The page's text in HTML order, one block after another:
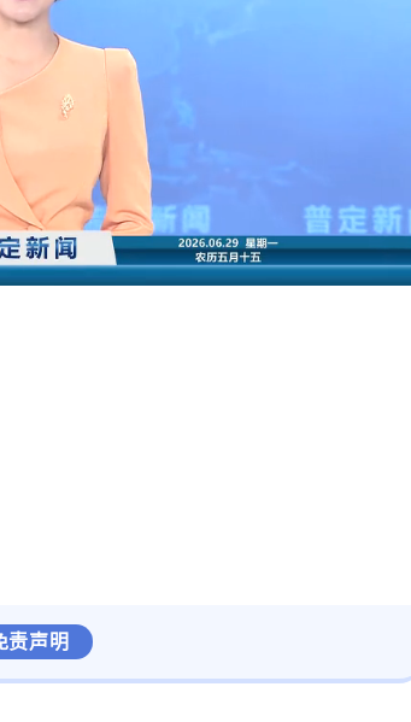
责声明